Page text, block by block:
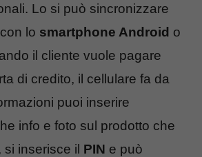
Lo si può sincronizzare
con lo smartphone Android o
il cliente vuole pagare
di credito, il cellulare fa da
puoi inserire
info e foto sul prodotto che
si inserisce il PIN e può